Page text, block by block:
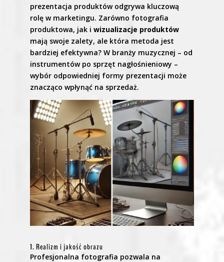
prezentacja produktów odgrywa kluczową
rolę w marketingu. Zarówno fotografia
produktowa, jak i wizualizacje produktów
mają swoje zalety, ale która metoda jest
bardziej efektywna? W branży muzycznej – od
instrumentów po sprzęt nagłośnieniowy –
wybór odpowiedniej formy prezentacji może
znacząco wpłynąć na sprzedaż.
1. Realizm i jakość obrazu
Profesjonalna fotografia pozwala na